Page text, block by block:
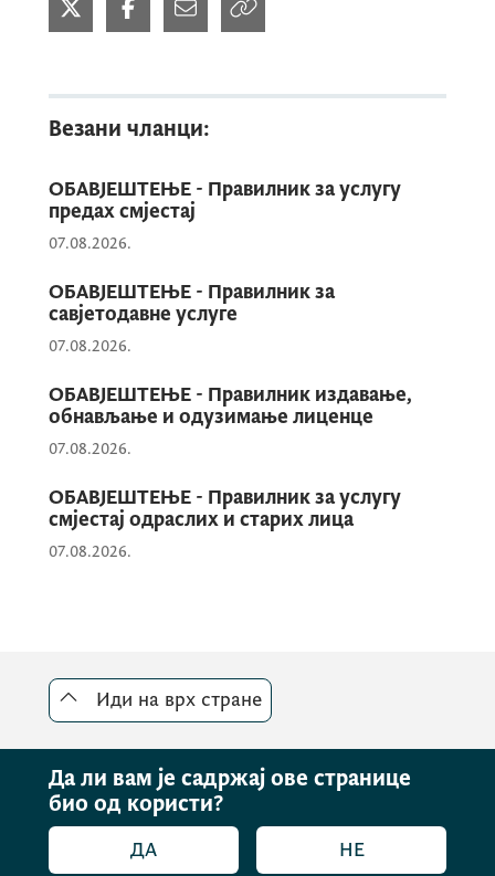
Скопљу, у организацији УНФПА и
Владе Сјеверне Македоније.
кључним демографским изазовима Црне
Горе, укључујући старење становништва,
низак фертилитет, миграције младих,
људи, унапређење социјалне заштите и
припрему Националне стратегије за
демографију Црне Горе 2027–2037.
Родна равноправност и подршка
демографских политика. То
подразумијева наставак
реформи, јачање услуга за
изеђу осталог, секретар
Везани чланци:
ОБАВЈЕШТЕЊЕ - Правилник за услугу
предах смјестај
07.08.2026.
ОБАВЈЕШТЕЊЕ - Правилник за
савјетодавне услуге
07.08.2026.
ОБАВЈЕШТЕЊЕ - Правилник издавање,
обнављање и одузимање лиценце
07.08.2026.
ОБАВЈЕШТЕЊЕ - Правилник за услугу
смјестај одраслих и старих лица
07.08.2026.
Иди на врх стране
Да ли вам је садржај ове странице
био од користи?
ДА НЕ